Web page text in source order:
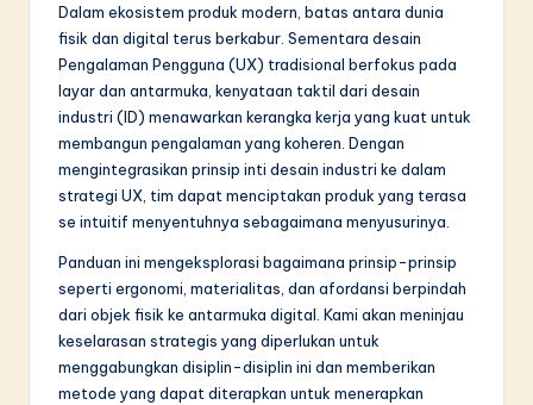
L
in
Dalam ekosistem produk modern, batas antara dunia
fisik dan digital terus berkabur. Sementara desain
Pengalaman Pengguna (UX) tradisional berfokus pada
layar dan antarmuka, kenyataan taktil dari desain
industri (ID) menawarkan kerangka kerja yang kuat untuk
membangun pengalaman yang koheren. Dengan
mengintegrasikan prinsip inti desain industri ke dalam
strategi UX, tim dapat menciptakan produk yang terasa
se intuitif menyentuhnya sebagaimana menyusurinya.
Panduan ini mengeksplorasi bagaimana prinsip-prinsip
seperti ergonomi, materialitas, dan afordansi berpindah
dari objek fisik ke antarmuka digital. Kami akan meninjau
keselarasan strategis yang diperlukan untuk
menggabungkan disiplin-disiplin ini dan memberikan
metode yang dapat diterapkan untuk menerapkan